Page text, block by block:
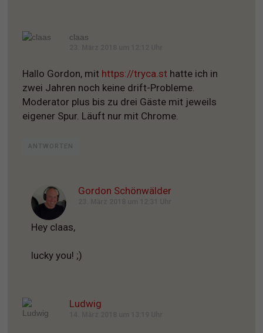
claas
Hallo Gordon, mit https://tryca.st hatte ich in
zwei Jahren noch keine drift-Probleme.
Moderator plus bis zu drei Gäste mit jeweils
eigener Spur. Läuft nur mit Chrome.
ANTWORTEN
Gordon Schönwälder
Hey claas,
lucky you! ;)
Ludwig